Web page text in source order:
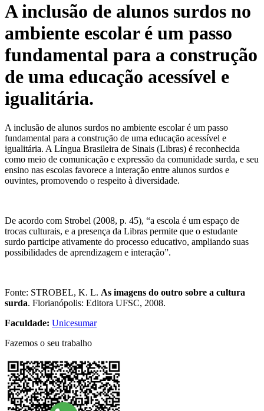
A inclusão de alunos surdos no
ambiente escolar é um passo
fundamental para a construção
de uma educação acessível e
igualitária.
A inclusão de alunos surdos no ambiente escolar é um passo
fundamental para a construção de uma educação acessível e
igualitária. A Língua Brasileira de Sinais (Libras) é reconhecida
como meio de comunicação e expressão da comunidade surda, e seu
ensino nas escolas favorece a interação entre alunos surdos e
ouvintes, promovendo o respeito à diversidade.
De acordo com Strobel (2008, p. 45), “a escola é um espaço de
trocas culturais, e a presença da Libras permite que o estudante
surdo participe ativamente do processo educativo, ampliando suas
possibilidades de aprendizagem e interação”.
Fonte: STROBEL, K. L. As imagens do outro sobre a cultura
surda. Florianópolis: Editora UFSC, 2008.
Faculdade: Unicesumar
Fazemos o seu trabalho